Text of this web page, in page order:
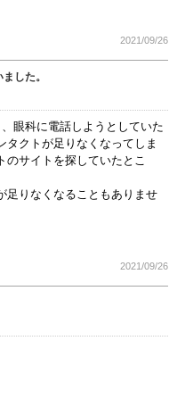
2021/09/26
した。
眼科に電話しようとしていた
タクトが足りなくなってしま
のサイトを探していたとこ
足りなくなることもありませ
2021/09/26